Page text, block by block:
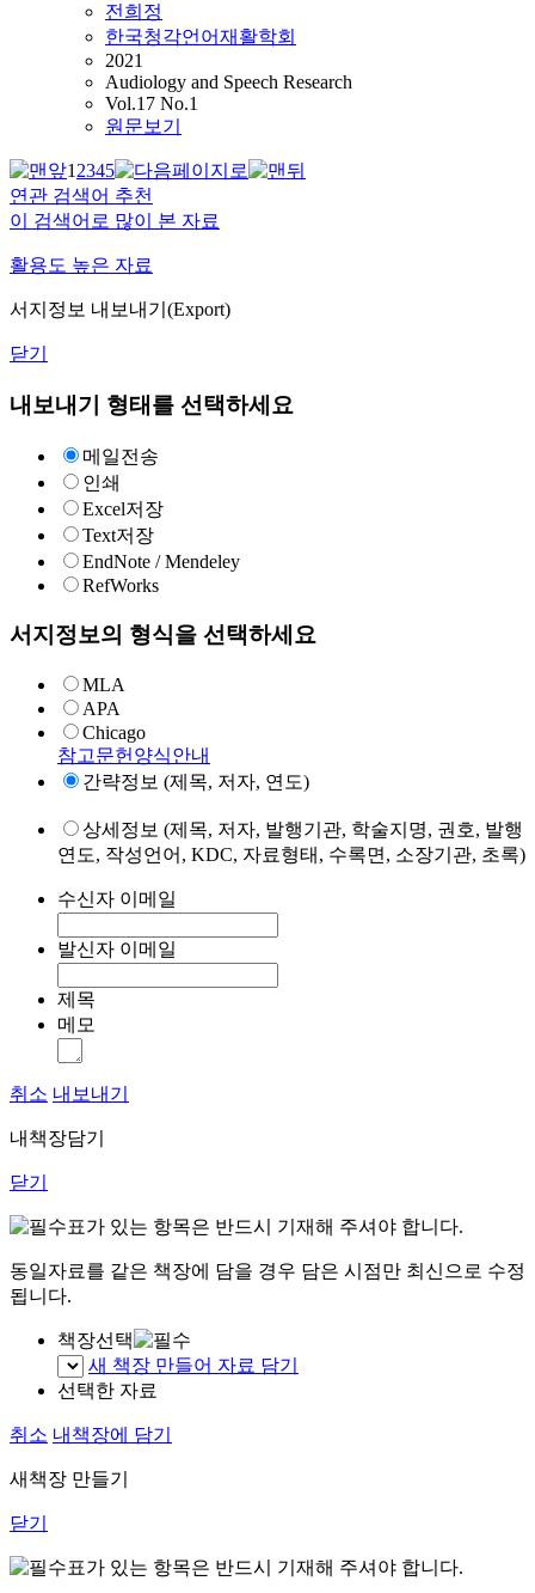
전희정
한국청각언어재활학회
2021
Audiology and Speech Research
Vol.17 No.1
원문보기
12345
연관 검색어 추천
이 검색어로 많이 본 자료
활용도 높은 자료
서지정보 내보내기(Export)
닫기
내보내기 형태를 선택하세요
메일전송
인쇄
Excel저장
Text저장
EndNote / Mendeley
RefWorks
서지정보의 형식을 선택하세요
MLA
APA
Chicago
참고문헌양식안내
간략정보 (제목, 저자, 연도)
상세정보 (제목, 저자, 발행기관, 학술지명, 권호, 발행
연도, 작성언어, KDC, 자료형태, 수록면, 소장기관, 초록)
수신자 이메일
발신자 이메일
제목
메모
취소 내보내기
내책장담기
닫기
표가 있는 항목은 반드시 기재해 주셔야 합니다.
동일자료를 같은 책장에 담을 경우 담은 시점만 최신으로 수정
됩니다.
책장선택
새 책장 만들어 자료 담기
선택한 자료
취소 내책장에 담기
새책장 만들기
닫기
표가 있는 항목은 반드시 기재해 주셔야 합니다.